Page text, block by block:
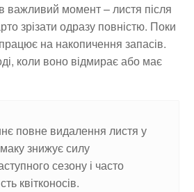
важливий момент – листя після
зрізати одразу повністю. Поки
на накопичення запасів.
коли воно відмирає або має
повне видалення листя у
знижує силу
сезону і часто
квітконосів.